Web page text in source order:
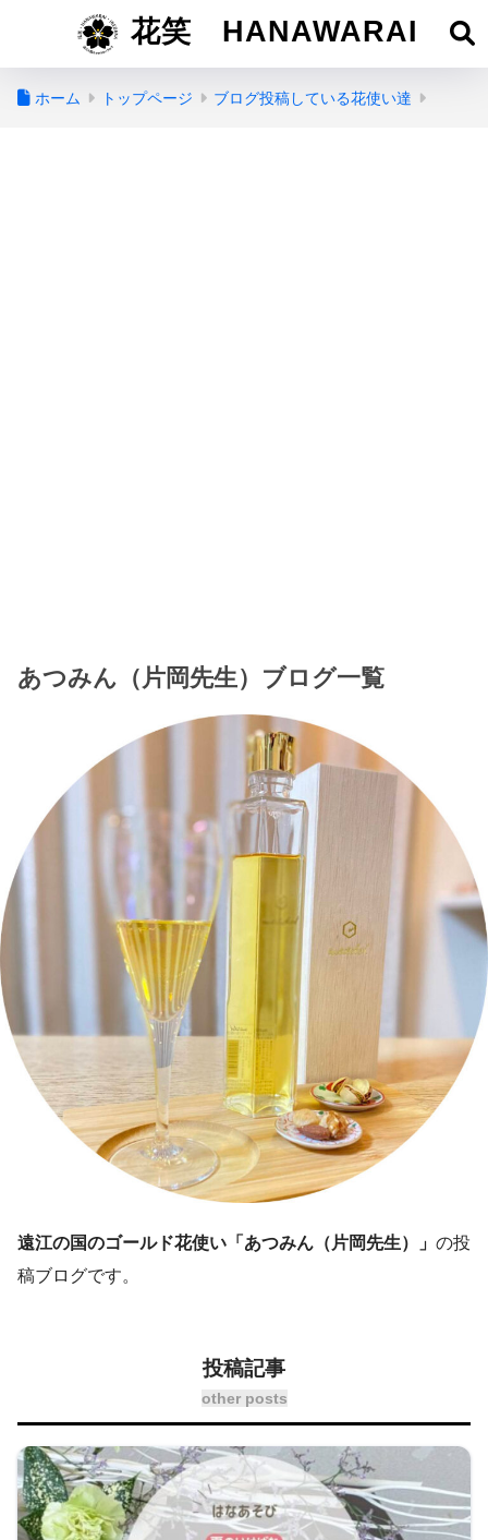
花笑 HANAWARAI
ホーム トップページ ブログ投稿している花使い達
あつみん（片岡先生）ブログ一覧
遠江の国のゴールド花使い「あつみん（片岡先生）」 の投
稿ブログです。
投稿記事
other posts